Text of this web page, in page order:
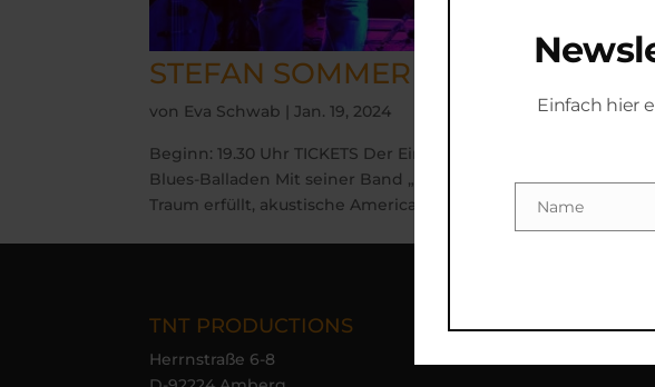
STEFAN SOMMER & THE
von Eva Schwab |Jan. 19, 2024
Beginn: 19.30 Uhr TICKETS Der Eintritt ist frei. STEFAN
Blues-Balladen Mit seiner Band „Stefan Sommer & The
Traum erfüllt, akustische Americana,...
TNT PRODUCTIONS
Herrnstraße 6-8
Navigation
Einfach hier
Name
Name